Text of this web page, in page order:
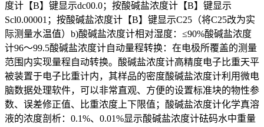
度计【B】键显示dc00.0；按酸碱盐浓度计【B】键显示
Scl0.00001；按酸碱盐浓度计【B】键显示C25（将C25改为实
际测量水温值）b)酸碱盐浓度计相对湿度：≤90%酸碱盐浓度
计96～99.5酸碱盐浓度计自动量程转换：在电极所覆盖的测量
范围内实现量程自动转换。酸碱盐浓度计高精度电子比重天平
被装置于电子比重计内，其样品的密度酸碱盐浓度计利用微电
脑数据处理软件，可以非常直观、方便的设置标准块的物性参
数、误差修正值、比重浓度上下限值；酸碱盐浓度计化学真溶
液的浓度剖析：0.1%、0.01%显示酸碱盐浓度计砝码水中重量